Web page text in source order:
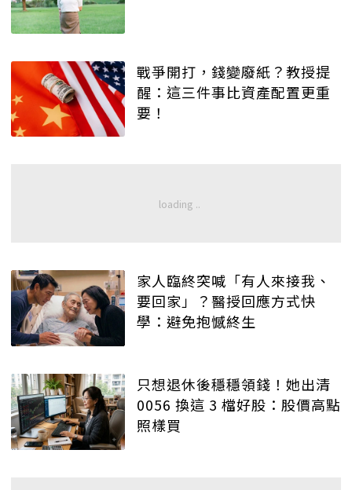
戰爭開打，錢變廢紙？教授提
醒：這三件事比資產配置更重
要！
家人臨終突喊「有人來接我、
要回家」？醫授回應方式快
學：避免抱憾終生
只想退休後穩穩領錢！她出清
0056 換這 3 檔好股：股價高點
照樣買